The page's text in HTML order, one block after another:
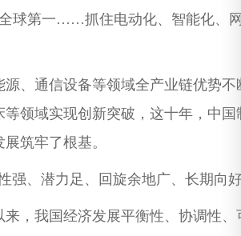
球第一……抓住电动化、智能化、
通信设备等领域全产业链优势不
等领域实现创新突破，这十年，中
筑牢了根基。
、潜力足、回旋余地广、长期向
我国经济发展平衡性、协调性、